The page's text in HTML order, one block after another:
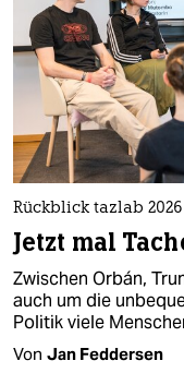
Rückblick tazlab 2026
Jetzt mal
Zwischen Orbán,
auch um die
Politik viele
Von Jan Feddersen